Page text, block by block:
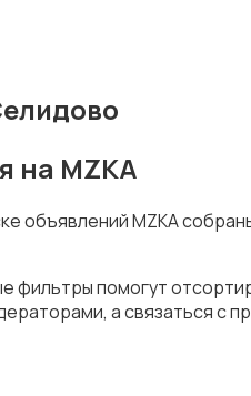
на MZKA
объявлений MZKA
помогут
а связаться с